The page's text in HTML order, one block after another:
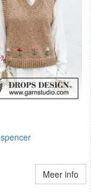
Meer info